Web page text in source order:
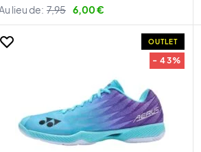
lieu de: 7,95 6,00 €
OUTLET
- 43%